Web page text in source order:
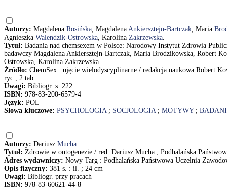
Autorzy: Magdalena Rosińska, Magdalena Ankiersztejn-Bartczak, Maria
Agnieszka Walendzik-Ostrowska, Karolina Zakrzewska.
Tytuł: Badania nad chemsexem w Polsce: Narodowy Instytut Zdrowia
badawczy Magdalena Ankiersztejn-Bartczak, Maria Brodzikowska, Robert
Ostrowska, Karolina Zakrzewska
Źródło: ChemSex : ujęcie wielodyscyplinarne / redakcja naukowa Robert
ryc., 2 tab.
Uwagi: Bibliogr. s. 222
ISBN: 978-83-200-6579-4
Język: POL
Słowa kluczowe: PSYCHOLOGIA; SOCJOLOGIA; MOTYWY;
Autorzy: Dariusz Mucha.
Tytuł: Zdrowie w ontogenezie / red. Dariusz Mucha ; Podhalańska
Adres wydawniczy: Nowy Targ : Podhalańska Państwowa Uczelnia
Opis fizyczny: 381 s. : il. ; 24 cm
Uwagi: Bibliogr. przy pracach
ISBN: 978-83-60621-44-8